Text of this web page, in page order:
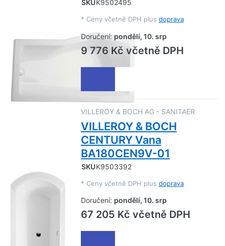
SKUK9502495
* Ceny včetně DPH plus doprava
Doručení: pondělí, 10. srp
9 776 Kč včetně DPH
VILLEROY & BOCH AG - SANITAER
VILLEROY & BOCH
CENTURY Vana
BA180CEN9V-01
SKUK9503392
* Ceny včetně DPH plus doprava
Doručení: pondělí, 10. srp
67 205 Kč včetně DPH